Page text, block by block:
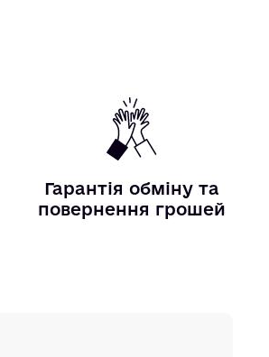
Гарантія обміну та
повернення грошей